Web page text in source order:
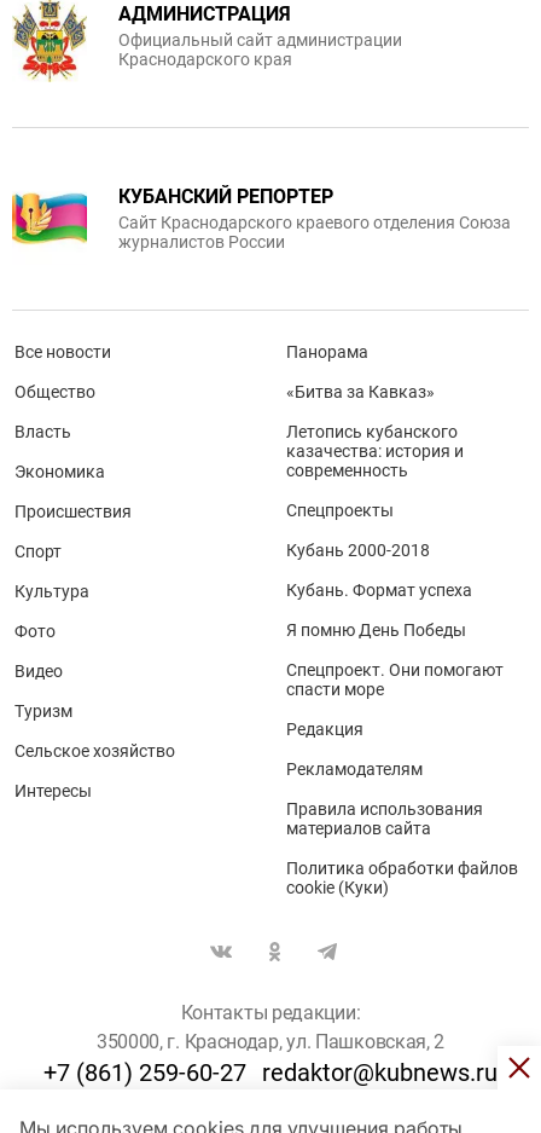
Мы используем cookies для улучшения работы
АДМИНИСТРАЦИЯ
Официальный сайт администрации
Краснодарского края
КУБАНСКИЙ РЕПОРТЕР
Сайт Краснодарского краевого отделения Союза
журналистов России
Все новости
Общество
Власть
Экономика
Происшествия
Спорт
Культура
Фото
Видео
Туризм
Сельское хозяйство
Интересы
Панорама
«Битва за Кавказ»
Летопись кубанского
казачества: история и
современность
Спецпроекты
Кубань 2000-2018
Кубань. Формат успеха
Я помню День Победы
Спецпроект. Они помогают
спасти море
Редакция
Рекламодателям
Правила использования
материалов сайта
Политика обработки файлов
cookie (Куки)
Контакты редакции:
350000, г. Краснодар, ул. Пашковская, 2
+7 (861) 259-60-27 redaktor@kubnews.ru